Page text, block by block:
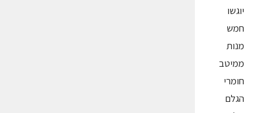
יוגשו
חמש
מנות
ממיטב
חומרי
הגלם